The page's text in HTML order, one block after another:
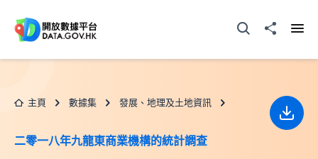
打開搜尋器分享至
主頁 數據集 發展、地理及土地資訊
二零一八年九龍東商業機構的統計調查
下載